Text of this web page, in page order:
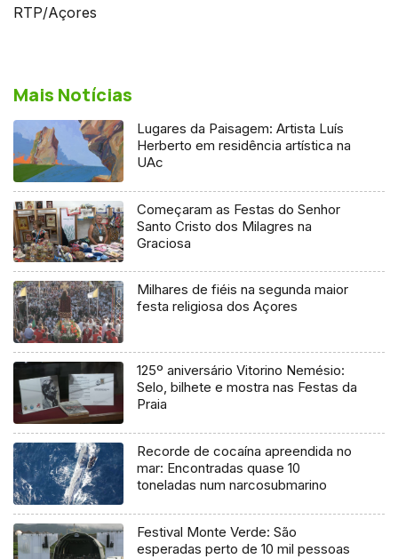
RTP/Açores
Mais Notícias
Lugares da Paisagem: Artista Luís
Herberto em residência artística na
UAc
Começaram as Festas do Senhor
Santo Cristo dos Milagres na
Graciosa
Milhares de fiéis na segunda maior
festa religiosa dos Açores
125º aniversário Vitorino Nemésio:
Selo, bilhete e mostra nas Festas da
Praia
Recorde de cocaína apreendida no
mar: Encontradas quase 10
toneladas num narcosubmarino
Festival Monte Verde: São
esperadas perto de 10 mil pessoas